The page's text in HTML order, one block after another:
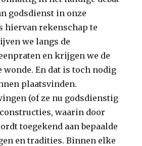
godsdienst in onze
hiervan rekenschap te
we langs de
en krijgen we de
wonde. En dat is toch nodig
plaatsvinden.
(of ze nu godsdienstig
waarin door
toegekend aan bepaalde
en tradities. Binnen elke